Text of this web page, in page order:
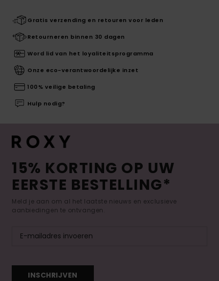
Gratis verzending en retouren voor leden
Retourneren binnen 30 dagen
Word lid van het loyaliteitsprogramma
Onze eco-verantwoordelijke inzet
100% veilige betaling
Hulp nodig?
15% KORTING OP UW
EERSTE BESTELLING*
Meld je aan om al het laatste nieuws en exclusieve
aanbiedingen te ontvangen.
INSCHRIJVEN